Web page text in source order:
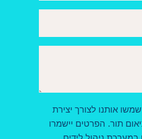
אותנו לצורך יצירת
תור. הפרטים יישמרו